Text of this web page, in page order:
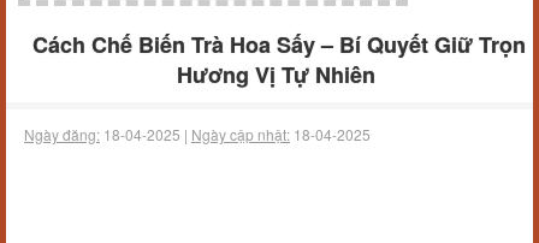
Cách Chế Biến Trà Hoa Sấy – Bí Quyết Giữ Trọn
Hương Vị Tự Nhiên
Ngày đăng: 18-04-2025 | Ngày cập nhật: 18-04-2025